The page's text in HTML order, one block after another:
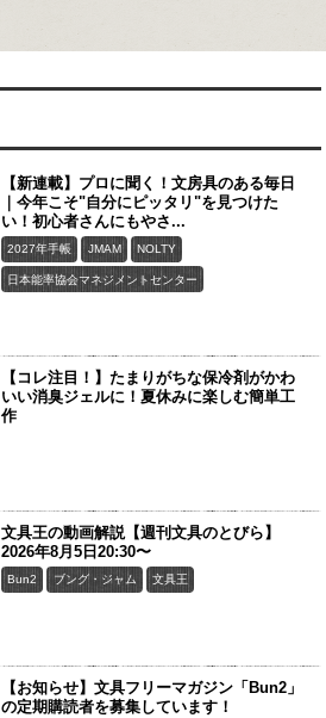
【新連載】プロに聞く！文房具のある毎日
｜今年こそ"自分にピッタリ"を見つけた
い！初心者さんにもやさ...
2027年手帳 JMAM NOLTY
日本能率協会マネジメントセンター
【コレ注目！】たまりがちな保冷剤がかわ
いい消臭ジェルに！夏休みに楽しむ簡単工
作
文具王の動画解説【週刊文具のとびら】
2026年8月5日20:30〜
Bun2 ブング・ジャム 文具王
【お知らせ】文具フリーマガジン「Bun2」
の定期購読者を募集しています！